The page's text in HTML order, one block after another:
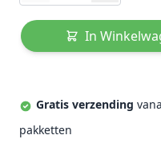
In
Gratis verzending
pakketten